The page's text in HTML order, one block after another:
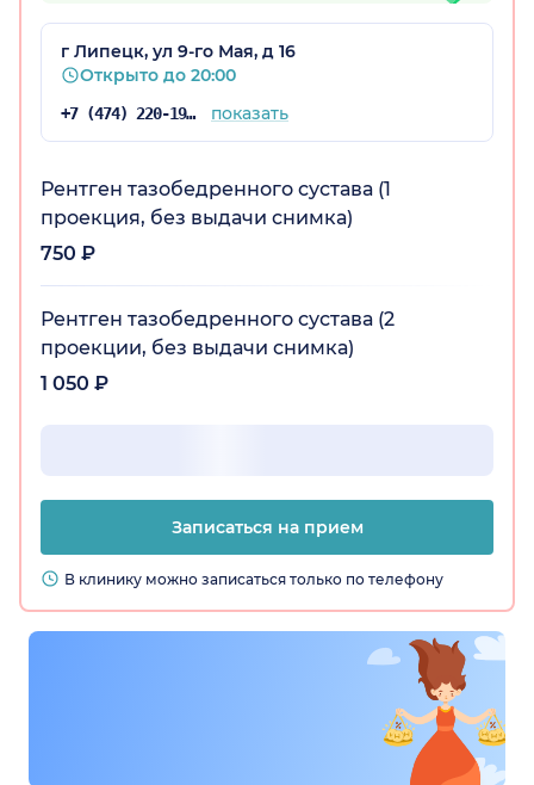
г Липецк, ул 9-го Мая, д 16
Открыто до 20:00
+7 (474) 220-19-87 показать
Рентген тазобедренного сустава (1
проекция, без выдачи снимка)
750 ₽
Рентген тазобедренного сустава (2
проекции, без выдачи снимка)
1 050 ₽
Записаться на прием
В клинику можно записаться только по телефону